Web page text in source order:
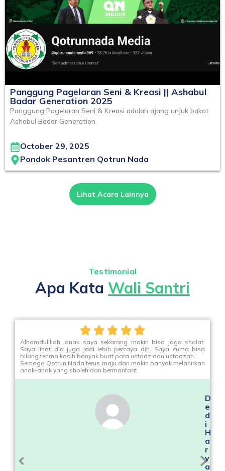
Panggung Pagelaran Seni & Kreasi || Ashabul
Badar Generation 2025
Panggung Pagelaran Seni & Kreasi adalah ajang unjuk bakat
Ashabul Badar Generation.
October 29, 2025
Pondok Pesantren Qotrun Nada
Lihat Acara Lainnya
Testimonial
Apa Kata Wali Santri
Alhamdulillah, anak saya sekarang makin bisa jaga sholat.
Saya Iihat dia juga jadi lebih percaya diri. Saya cuma bisa
bilang terima kasih banyak buat para ustadz dan ustadzah.
Semoga Qotrun Nada terus maju dan makin banyak melahirkan
anak-anak yang sholeh dan bermanfaat.
D
e
d
i
H
a
r
y
a